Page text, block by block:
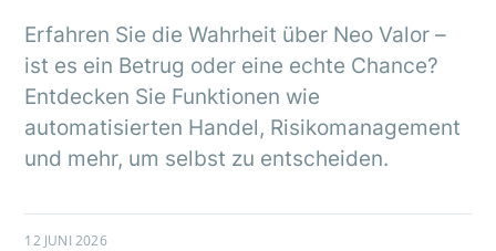
Erfahren Sie die Wahrheit über Neo Valor –
ist es ein Betrug oder eine echte Chance?
Entdecken Sie Funktionen wie
automatisierten Handel, Risikomanagement
und mehr, um selbst zu entscheiden.
12 JUNI 2026